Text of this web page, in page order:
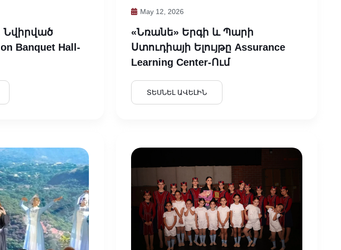
Նվիրված
Banquet Hall-
May 12, 2026
«Նռանե» Երգի ԵՒ Պարի
Ստուդիայի Ելույթը Assurance
Learning Center-Ում
ՏԵՍՆԵԼ ԱՎԵԼԻՆ